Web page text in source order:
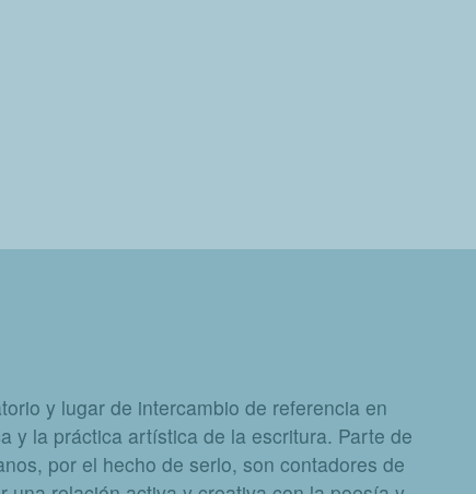
y lugar de intercambio de referencia en
y la práctica artística de la escritura. Parte de
por el hecho de serlo, son contadores de